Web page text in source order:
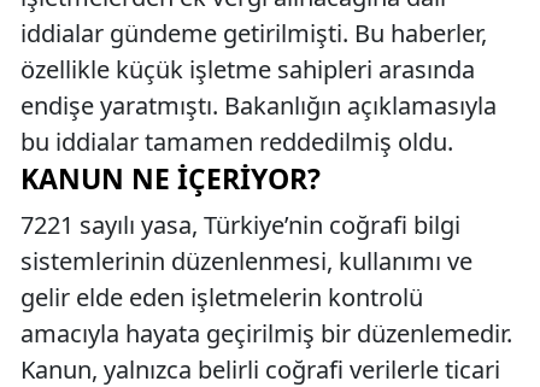
iddialar gündeme getirilmişti. Bu haberler,
özellikle küçük işletme sahipleri arasında
endişe yaratmıştı. Bakanlığın açıklamasıyla
bu iddialar tamamen reddedilmiş oldu.
KANUN NE İÇERIYOR?
7221 sayılı yasa, Türkiye’nin coğrafi bilgi
sistemlerinin düzenlenmesi, kullanımı ve
gelir elde eden işletmelerin kontrolü
amacıyla hayata geçirilmiş bir düzenlemedir.
Kanun, yalnızca belirli coğrafi verilerle ticari